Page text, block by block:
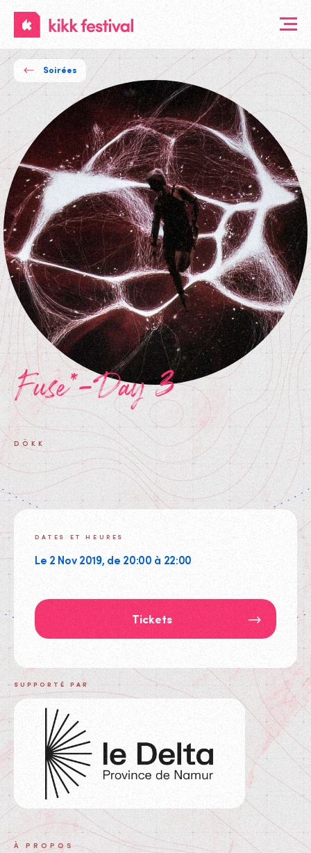
KIKK
Festival
Soirées
Fuse*-Day 3
DÖKK
DATES ET HEURES
Le 2 Nov 2019, de 20:00 à 22:00
Tickets
SUPPORTÉ PAR
À PROPOS